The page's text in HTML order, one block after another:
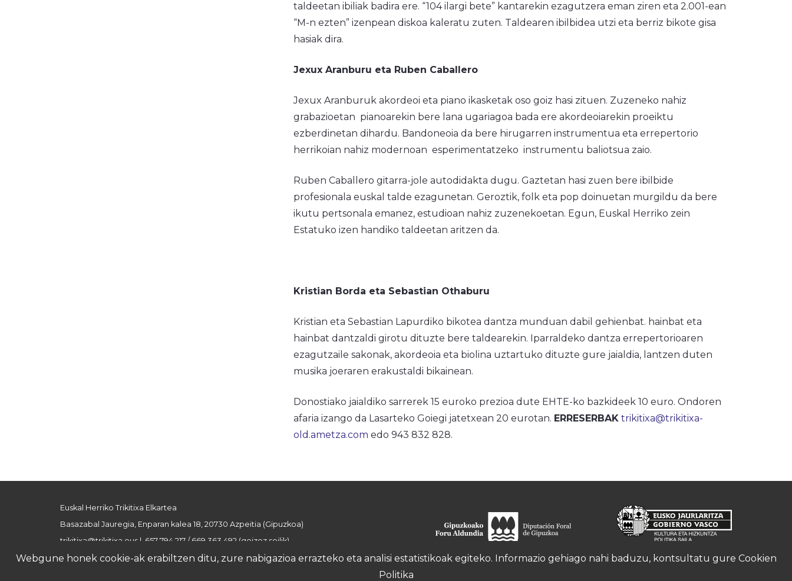
taldeetan ibiliak badira ere. “104 ilargi bete” kantarekin ezagutzera eman ziren eta 2.001-ean
“M-n ezten” izenpean diskoa kaleratu zuten. Taldearen ibilbidea utzi eta berriz bikote gisa
hasiak dira.
Jexux Aranburu eta Ruben Caballero
Jexux Aranburuk akordeoi eta piano ikasketak oso goiz hasi zituen. Zuzeneko nahiz
grabazioetan pianoarekin bere lana ugariagoa bada ere akordeoiarekin proeiktu
ezberdinetan dihardu. Bandoneoia da bere hirugarren instrumentua eta errepertorio
herrikoian nahiz modernoan esperimentatzeko instrumentu baliotsua zaio.
Ruben Caballero gitarra-jole autodidakta dugu. Gaztetan hasi zuen bere ibilbide
profesionala euskal talde ezagunetan. Geroztik, folk eta pop doinuetan murgildu da bere
ikutu pertsonala emanez, estudioan nahiz zuzenekoetan. Egun, Euskal Herriko zein
Estatuko izen handiko taldeetan aritzen da.
Kristian Borda eta Sebastian Othaburu
Kristian eta Sebastian Lapurdiko bikotea dantza munduan dabil gehienbat. hainbat eta
hainbat dantzaldi girotu dituzte bere taldearekin. Iparraldeko dantza errepertorioaren
ezagutzaile sakonak, akordeoia eta biolina uztartuko dituzte gure jaialdia, lantzen duten
musika joeraren erakustaldi bikainean.
Donostiako jaialdiko sarrerek 15 euroko prezioa dute EHTE-ko bazkideek 10 euro. Ondoren
afaria izango da Lasarteko Goiegi jatetxean 20 eurotan. ERRESERBAK trikitixa@trikitixa-
old.ametza.com edo 943 832 828.
Euskal Herriko Trikitixa Elkartea
Basazabal Jauregia, Enparan kalea 18, 20730 Azpeitia (Gipuzkoa)
trikitixa@trikitixa.eus | 657 794 217 / 669 363 492 (goizez soilik)
Webgune honek cookie-ak erabiltzen ditu, zure nabigazioa errazteko eta analisi estatistikoak egiteko. Informazio gehiago nahi baduzu, kontsultatu gure Cookien
Politika